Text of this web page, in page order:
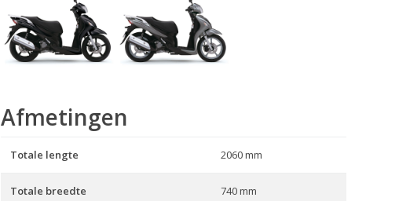
Afmetingen
Totale lengte 2060 mm
Totale breedte 740 mm